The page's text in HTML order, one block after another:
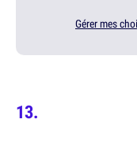
Gérer mes